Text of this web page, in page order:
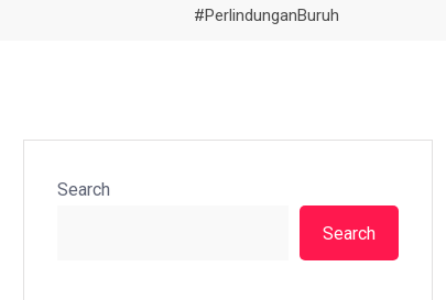
#PerlindunganBuruh
Search
Search